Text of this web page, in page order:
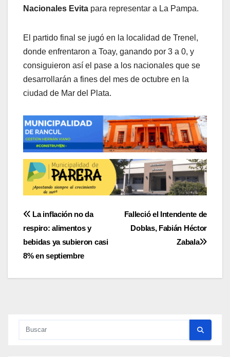
Nacionales Evita para representar a La Pampa.
El partido final se jugó en la localidad de Trenel,
donde enfrentaron a Toay, ganando por 3 a 0, y
consiguieron así el pase a los nacionales que se
desarrollarán a fines del mes de octubre en la
ciudad de Mar del Plata.
Navegación
de
entradas
Falleció el Intendente de
Doblas, Fabián Héctor
Zabala
La inflación no da
respiro: alimentos y
bebidas ya subieron casi
8% en septiembre